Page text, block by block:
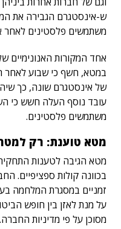
ש-אינסטגרם הגבירה את
משתמשים פלסטינים לאחר
אחד המקורות האנונימיים
במטא, חשף כי שבוע לאחר
של אינסטגרם שונה, כך
עובד נוסף העלה חשש כי
משתמשים פלסטינים.
מטא טוענת: רק
מטא הגיבה לטענות
בכוונה קולות ספציפיים.
זמניים במסגרת המלחמה
על מנת לאזן בין חופש
מסוכן על פי מדיניות החברה.